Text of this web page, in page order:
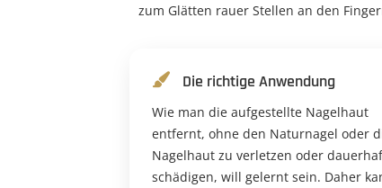
zum Glätten rauer Stellen an den
Die richtige Anwendung
Wie man die aufgestellte Nagelhaut
entfernt, ohne den Naturnagel oder
Nagelhaut zu verletzen oder
schädigen, will gelernt sein. Daher